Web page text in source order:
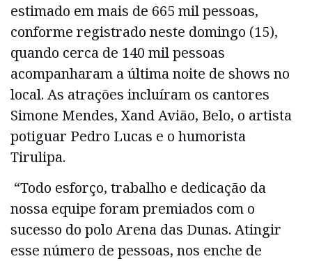
estimado em mais de 665 mil pessoas,
conforme registrado neste domingo (15),
quando cerca de 140 mil pessoas
acompanharam a última noite de shows no
local. As atrações incluíram os cantores
Simone Mendes, Xand Avião, Belo, o artista
potiguar Pedro Lucas e o humorista
Tirulipa.
“Todo esforço, trabalho e dedicação da
nossa equipe foram premiados com o
sucesso do polo Arena das Dunas. Atingir
esse número de pessoas, nos enche de